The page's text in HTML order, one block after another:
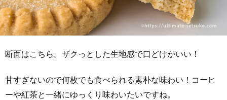
断面はこちら。ザクっとした生地感で口どけがいい！
甘すぎないので何枚でも食べられる素朴な味わい！コーヒ
ーや紅茶と一緒にゆっくり味わいたいですね。